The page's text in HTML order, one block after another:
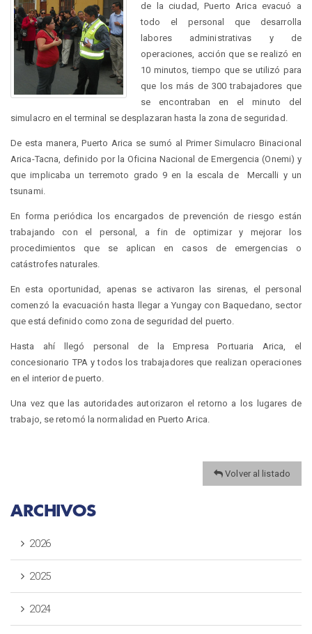
de la ciudad, Puerto Arica evacuó a
todo el personal que desarrolla
labores administrativas y de
operaciones, acción que se realizó en
10 minutos, tiempo que se utilizó para
que los más de 300 trabajadores que
se encontraban en el minuto del
simulacro en el terminal se desplazaran hasta la zona de seguridad.
De esta manera, Puerto Arica se sumó al Primer Simulacro Binacional
Arica-Tacna, definido por la Oficina Nacional de Emergencia (Onemi) y
que implicaba un terremoto grado 9 en la escala de Mercalli y un
tsunami.
En forma periódica los encargados de prevención de riesgo están
trabajando con el personal, a fin de optimizar y mejorar los
procedimientos que se aplican en casos de emergencias o
catástrofes naturales.
En esta oportunidad, apenas se activaron las sirenas, el personal
comenzó la evacuación hasta llegar a Yungay con Baquedano, sector
que está definido como zona de seguridad del puerto.
Hasta ahí llegó personal de la Empresa Portuaria Arica, el
concesionario TPA y todos los trabajadores que realizan operaciones
en el interior de puerto.
Una vez que las autoridades autorizaron el retorno a los lugares de
trabajo, se retomó la normalidad en Puerto Arica.
Volver al listado
ARCHIVOS
2026
2025
2024